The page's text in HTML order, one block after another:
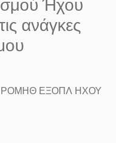
Ήχου
ανάγκες
ΕΞΟΠΛ ΗΧΟΥ